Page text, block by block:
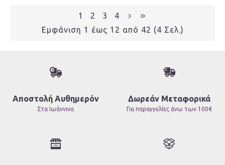
1 2 3
4
Εμφάνιση 1 έως 12 από 42 (4 Σελ.)
Αποστολή Αυθημερόν
Στα Ιωάννινα
Δωρεάν Μεταφορικά
Για παραγγελίες άνω των 100€